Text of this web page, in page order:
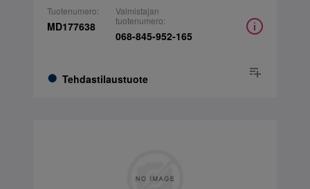
Tuotenumero:
MD177638
Tehdastilaustuote
Valmistajan
tuotenumero:
068-845-952-165